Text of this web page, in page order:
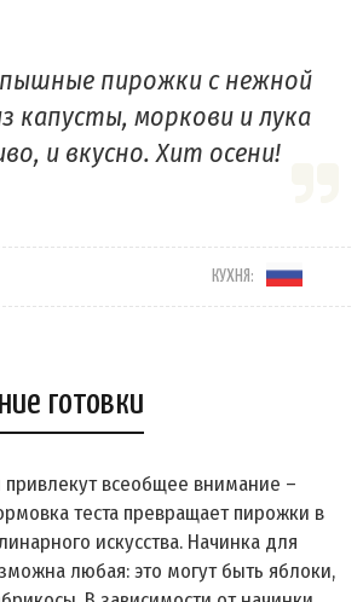
пирожки с нежной
капусты, моркови и лука
и вкусно. Хит осени!
КУХНЯ:
готовки
всеобщее внимание –
теста превращает пирожки в
искусства. Начинка для
любая: это могут быть яблоки,